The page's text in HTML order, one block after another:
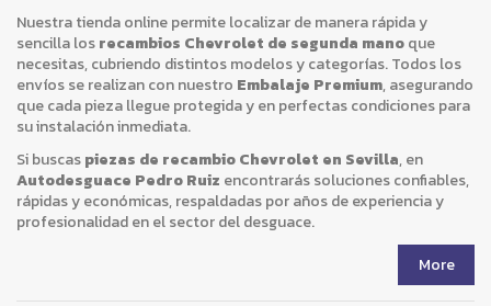
Nuestra tienda online permite localizar de manera rápida y
sencilla losrecambios Chevrolet de segunda manoque
necesitas, cubriendo distintos modelos y categorías. Todos los
envíos se realizan con nuestro Embalaje Premium, asegurando
que cada pieza llegue protegida y en perfectas condiciones para
su instalación inmediata.
Si buscaspiezas de recambio Chevrolet en Sevilla, en
Autodesguace Pedro Ruiz encontrarás soluciones confiables,
rápidas y económicas, respaldadas por años de experiencia y
profesionalidad en el sector del desguace.
More